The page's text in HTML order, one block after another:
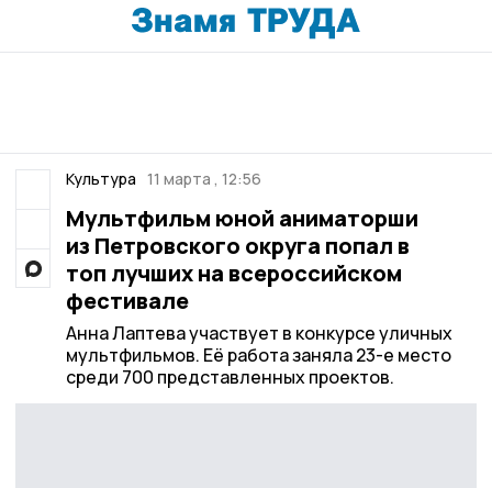
Культура 11 марта , 12:56
Мультфильм юной аниматорши
из Петровского округа попал в
топ лучших на всероссийском
фестивале
Анна Лаптева участвует в конкурсе уличных
мультфильмов. Её работа заняла 23-е место
среди 700 представленных проектов.